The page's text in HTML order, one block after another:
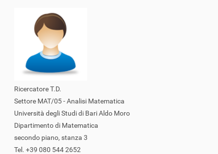
Ricercatore T.D.
Settore MAT/05 - Analisi Matematica
Università degli Studi di Bari Aldo Moro
Dipartimento di Matematica
secondo piano, stanza 3
Tel. +39 080 544 2652